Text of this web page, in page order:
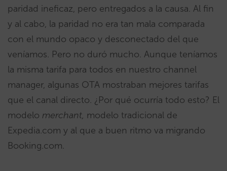
paridad ineficaz, pero entregados a la causa. Al fin
y al cabo, la paridad no era tan mala comparada
con el mundo opaco y desconectado del que
veníamos. Pero no duró mucho. Aunque teníamos
la misma tarifa para todos en nuestro channel
manager, algunas OTA mostraban mejores tarifas
que el canal directo. ¿Por qué ocurría todo esto? El
modelo merchant, modelo tradicional de
Expedia.com y al que a buen ritmo va migrando
Booking.com.